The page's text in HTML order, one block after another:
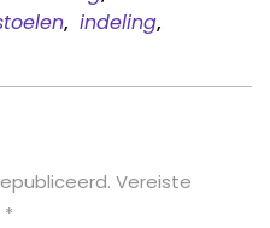
, indeling,
Vereiste
*